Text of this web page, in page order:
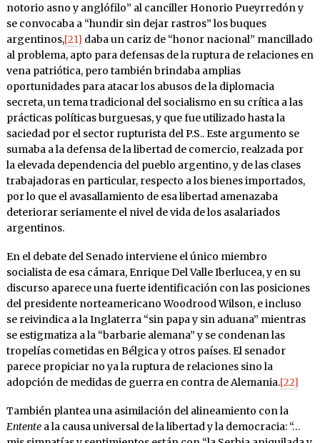
notorio asno y anglófilo” al canciller Honorio Pueyrredón y
se convocaba a “hundir sin dejar rastros” los buques
argentinos,[21] daba un cariz de “honor nacional” mancillado
al problema, apto para defensas de la ruptura de relaciones en
vena patriótica, pero también brindaba amplias
oportunidades para atacar los abusos de la diplomacia
secreta, un tema tradicional del socialismo en su crítica a las
prácticas políticas burguesas, y que fue utilizado hasta la
saciedad por el sector rupturista del P.S.. Este argumento se
sumaba a la defensa de la libertad de comercio, realzada por
la elevada dependencia del pueblo argentino, y de las clases
trabajadoras en particular, respecto a los bienes importados,
por lo que el avasallamiento de esa libertad amenazaba
deteriorar seriamente el nivel de vida de los asalariados
argentinos.
En el debate del Senado interviene el único miembro
socialista de esa cámara, Enrique Del Valle Iberlucea, y en su
discurso aparece una fuerte identificación con las posiciones
del presidente norteamericano Woodrood Wilson, e incluso
se reivindica a la Inglaterra “sin papa y sin aduana” mientras
se estigmatiza a la “barbarie alemana” y se condenan las
tropelías cometidas en Bélgica y otros países. El senador
parece propiciar no ya la ruptura de relaciones sino la
adopción de medidas de guerra en contra de Alemania.[22]
También plantea una asimilación del alineamiento con la
Ententea la causa universal de la libertad y la democracia: “…